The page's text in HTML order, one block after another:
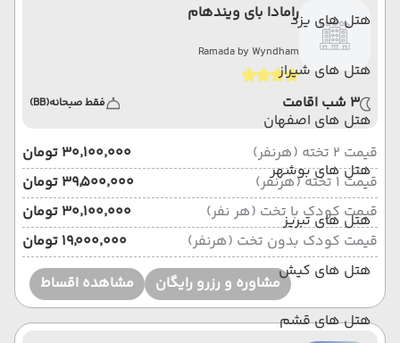
هتل های یزد
هتل های شیراز
هتل های اصفهان
هتل های بوشهر
هتل های تبریز
هتل های کیش
هتل های قشم
رامادا بای ویندهام
Ramada by Wyndham
3 شب اقامت فقط صبحانه(BB)
قیمت 2 تخته (هرنفر)
۳۰٬۱۰۰٬۰۰۰ تومان
قیمت 1 تخته (هرنفر)
۳۹٬۵۰۰٬۰۰۰ تومان
قیمت کودک با تخت (هر نفر)
۳۰٬۱۰۰٬۰۰۰ تومان
قیمت کودک بدون تخت (هرنفر)
۱۹٬۰۰۰٬۰۰۰ تومان
مشاوره و رزرو رایگان
مشاهده اقساط